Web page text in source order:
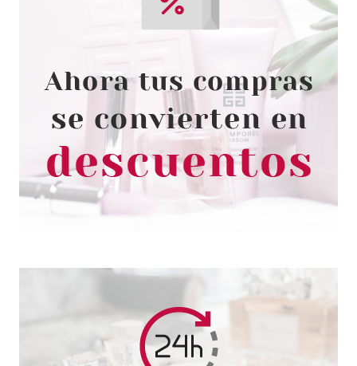
EUGENE PERMA
EUGENE PERMA COLLECTIONS
NATURE CHAMPU NUTRICIÓN
ALBARICOQUE 100 ML
Pvr 4.20€
-64%
desde
1.50€